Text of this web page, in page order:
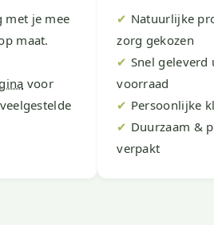
met je mee
maat.
voor
✔ Natuurlijke
zorg gekozen
✔ Snel geleverd
voorraad
✔ Persoonlijke
✔ Duurzaam &
verpakt